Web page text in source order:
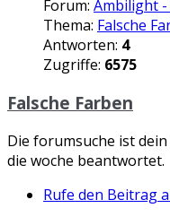
Forum: Ambilight
Thema: Falsche
Antworten: 4
Zugriffe: 6575
Falsche Farben
Die forumsuche ist
die woche beantwortet.
Rufe den Beitrag